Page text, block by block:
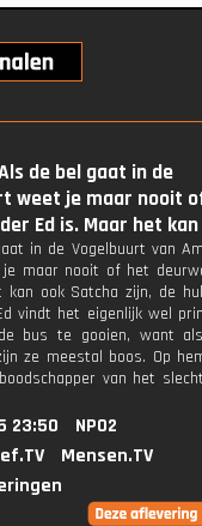
de bel gaat in de
weet je maar nooit
Ed is. Maar het kan
in de Vogelbuurt van
maar nooit of het
kan ook Satcha zijn, de
vindt het eigenlijk wel
bus te gooien, want
ze meestal boos. Op
van het
23:50
NPO2
Mensen.TV